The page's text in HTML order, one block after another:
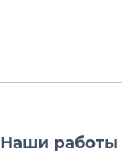
Наши работы